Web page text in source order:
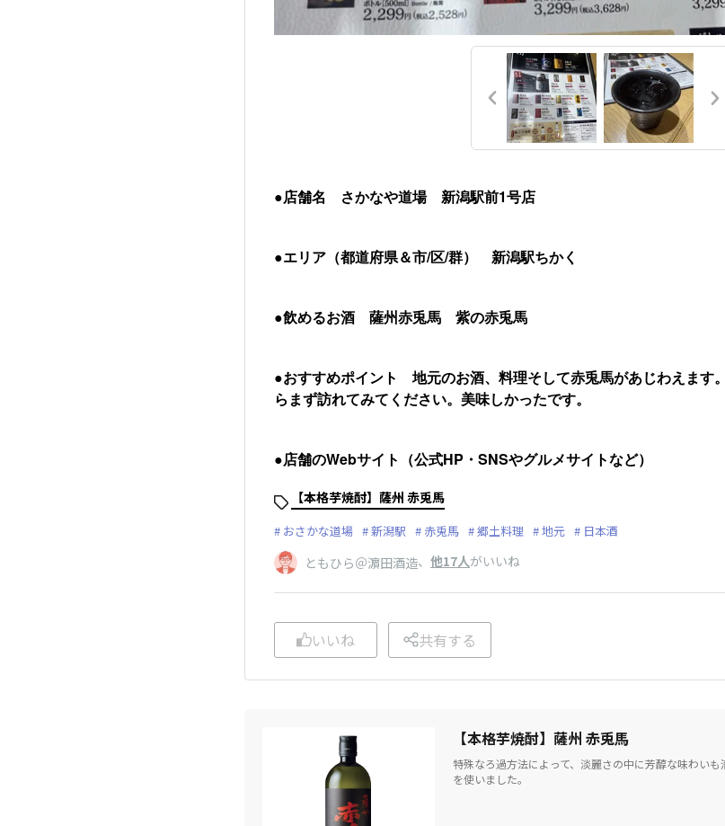
●店舗名 さかなや道場 新潟駅前1号店
●エリア（都道府県＆市/区/群） 新潟駅ちかく
●飲めるお酒 薩州赤兎馬 紫の赤兎馬
●おすすめポイント 地元のお酒、料理そして赤兎馬があじわえます
らまず訪れてみてください。美味しかったです。
●店舗のWebサイト（公式HP・SNSやグルメサイトなど）
【本格芋焼酎】薩州 赤兎馬
おさかな道場 新潟駅 赤兎馬 郷土料理 地元 日本酒
ともひら＠濵田酒造、 他17人がいいね
いいね 共有する
【本格芋焼酎】薩州 赤兎馬
特殊なろ過方法によって、淡麗さの中に芳醇な味わい
を使いました。